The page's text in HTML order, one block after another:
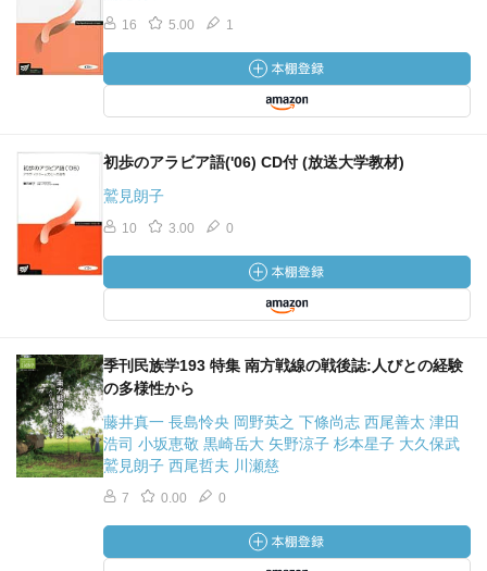
16 5.00 1
初歩のアラビア語('06) CD付 (放送大学教材)
鷲見朗子
10 3.00 0
季刊民族学193 特集 南方戦線の戦後誌:人びとの経験
の多様性から
藤井真一 長島怜央 岡野英之 下條尚志 西尾善太 津田
浩司 小坂恵敬 黒崎岳大 矢野涼子 杉本星子 大久保武
鷲見朗子 西尾哲夫 川瀬慈
7 0.00 0